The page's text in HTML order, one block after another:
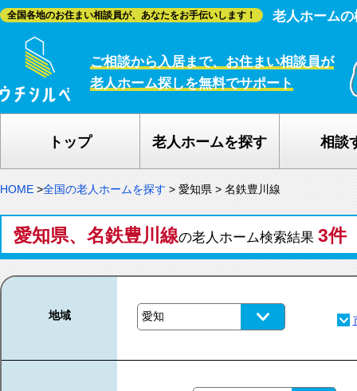
全国各地のお住まい相談員が、あなたをお手伝いします！ 老人ホーム
ご相談から入居まで、お住まい相談員が
老人ホーム探しを無料でサポート
トップ 老人ホームを探す 相談
HOME >全国の老人ホームを探す > 愛知県 > 名鉄豊川線
愛知県、名鉄豊川線の老人ホーム検索結果 3件
地域